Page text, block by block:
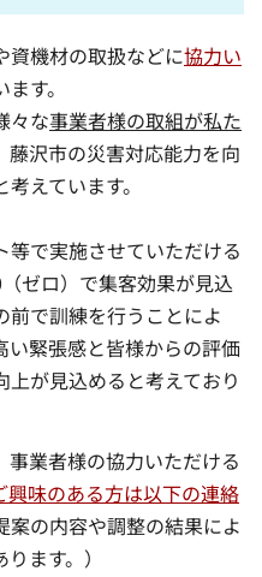
資機材の取扱などに協力い
す。
々な事業者様の取組が私た
藤沢市の災害対応能力を向
えています。
で実施させていただける
ゼロ）で集客効果が見込
前で訓練を行うことによ
い緊張感と皆様からの評価
が見込めると考えており
業者様の協力いただける
興味のある方は以下の連絡
案の内容や調整の結果によ
ます。）